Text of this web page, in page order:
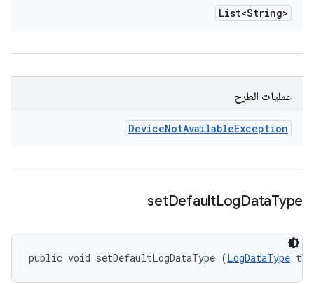
List<String>
عمليات الطرح
DeviceNotAvailableException
setDefaultLogDataType
public void setDefaultLogDataType (LogDataType